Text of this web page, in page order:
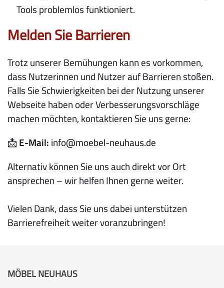
Tools problemlos funktioniert.
Melden Sie Barrieren
Trotz unserer Bemühungen kann es vorkommen,
dass Nutzerinnen und Nutzer auf Barrieren stoßen.
Falls Sie Schwierigkeiten bei der Nutzung unserer
Webseite haben oder Verbesserungsvorschläge
machen möchten, kontaktieren Sie uns gerne:
📩 E-Mail: info@moebel-neuhaus.de
Alternativ können Sie uns auch direkt vor Ort
ansprechen – wir helfen Ihnen gerne weiter.
Vielen Dank, dass Sie uns dabei unterstützen
Barrierefreiheit weiter voranzubringen!
MÖBEL NEUHAUS